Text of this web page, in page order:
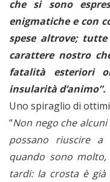
che si sono
enigmatiche e con
spese altrove;
carattere nostro
fatalità esteriori
insularità d’animo”.
Uno spiraglio di
“Non nego che
possano riuscire a
quando sono molto,
tardi: la crosta è